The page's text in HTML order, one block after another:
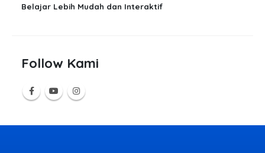
Belajar Lebih Mudah dan Interaktif
Follow Kami